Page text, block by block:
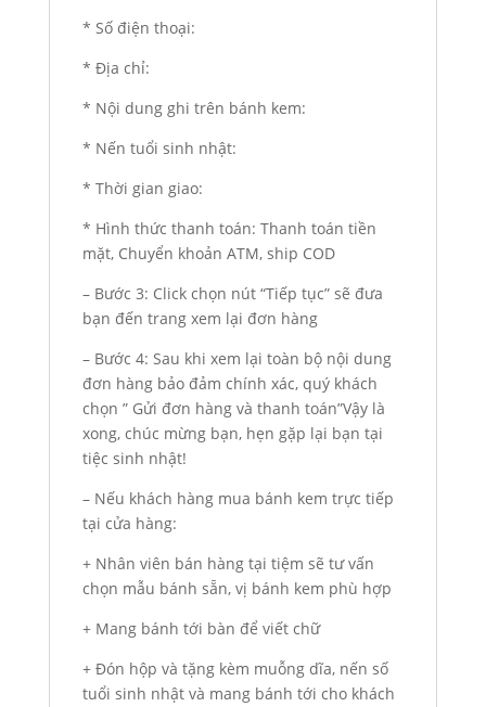
* Số điện thoại:
* Địa chỉ:
* Nội dung ghi trên bánh kem:
* Nến tuổi sinh nhật:
* Thời gian giao:
* Hình thức thanh toán: Thanh toán tiền
mặt, Chuyển khoản ATM, ship COD
– Bước 3: Click chọn nút “Tiếp tục” sẽ đưa
bạn đến trang xem lại đơn hàng
– Bước 4: Sau khi xem lại toàn bộ nội dung
đơn hàng bảo đảm chính xác, quý khách
chọn ” Gửi đơn hàng và thanh toán”Vậy là
xong, chúc mừng bạn, hẹn gặp lại bạn tại
tiệc sinh nhật!
– Nếu khách hàng mua bánh kem trực tiếp
tại cửa hàng:
+ Nhân viên bán hàng tại tiệm sẽ tư vấn
chọn mẫu bánh sẵn, vị bánh kem phù hợp
+ Mang bánh tới bàn để viết chữ
+ Đón hộp và tặng kèm muỗng dĩa, nến số
tuổi sinh nhật và mang bánh tới cho khách